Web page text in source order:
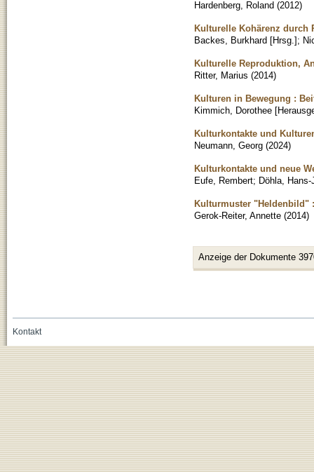
Hardenberg, Roland (2012)
Kulturelle Kohärenz durch
Backes, Burkhard [Hrsg.];
Kulturelle Reproduktion,
Ritter, Marius (2014)
Kulturen in Bewegung :
Kimmich, Dorothee
Kulturkontakte und
Neumann, Georg (2024)
Kulturkontakte und neue
Eufe, Rembert; Döhla, Hans-
Kulturmuster "Heldenbild"
Gerok-Reiter, Annette (2014)
Anzeige der Dokumente
Kontakt